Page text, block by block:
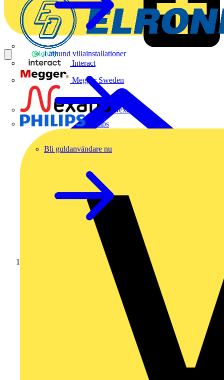
Interact
Megger Sweden
Nexans
Philips
Lathund villainstallationer
Bli guldanvändare nu